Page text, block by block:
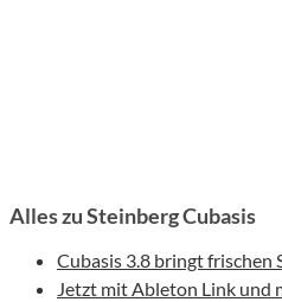
Alles zu Steinberg Cubasis
Cubasis 3.8 bringt frischen
Jetzt mit Ableton Link und